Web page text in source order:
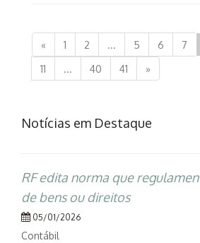
« 1 2 ... 5 6 7
11
... 40 41 »
Notícias em Destaque
RF edita norma que
de bens ou direitos
05/01/2026
Contábil